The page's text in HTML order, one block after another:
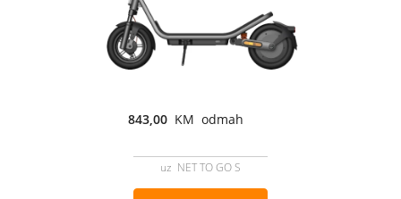
843,00 KM odmah
uz NET TO GO S